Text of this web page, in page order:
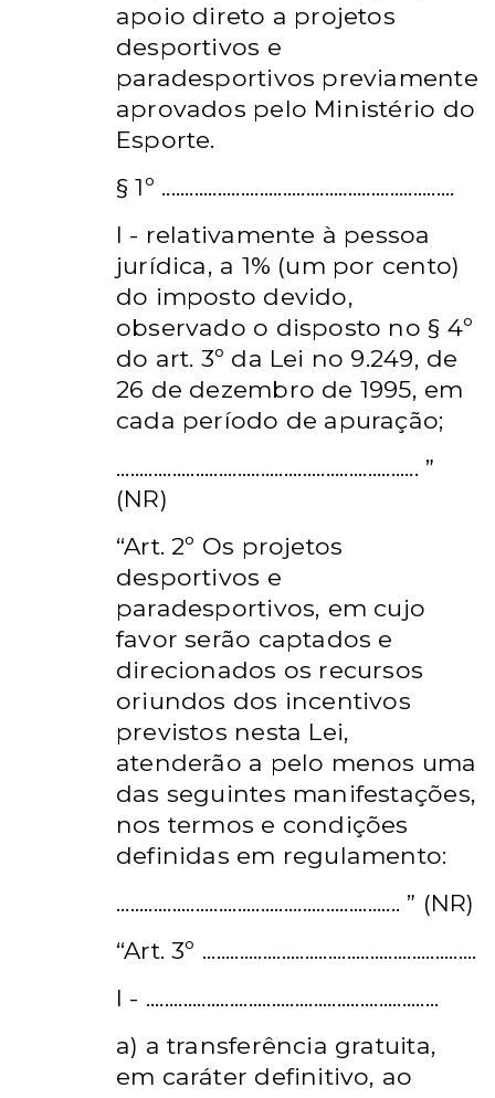
apoio direto a projetos
desportivos e
paradesportivos previamente
aprovados pelo Ministério do
Esporte.
§ 1º ...............................................................
I - relativamente à pessoa
jurídica, a 1% (um por cento)
do imposto devido,
observado o disposto no § 4º
do art. 3º da Lei no 9.249, de
26 de dezembro de 1995, em
cada período de apuração;
................................................................. ”
(NR)
“Art. 2º Os projetos
desportivos e
paradesportivos, em cujo
favor serão captados e
direcionados os recursos
oriundos dos incentivos
previstos nesta Lei,
atenderão a pelo menos uma
das seguintes manifestações,
nos termos e condições
definidas em regulamento:
............................................................. ” (NR)
“Art. 3º ...........................................................
I - ...............................................................
a) a transferência gratuita,
em caráter definitivo, ao